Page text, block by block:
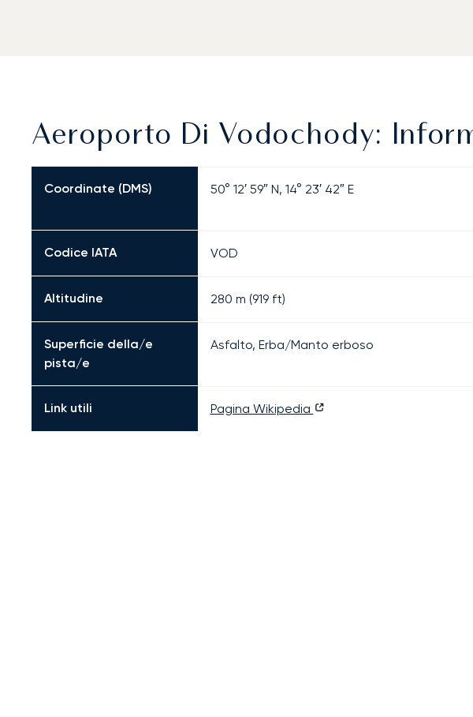
Aeroporto Di Vodochody:
Coordinate (DMS) 50° 12′ 59″ N, 14° 23′ 42″ E
Codice IATA VOD
Altitudine 280 m (919 ft)
Superficie della/e
pista/e
Asfalto, Erba/Manto erboso
Link utili Pagina Wikipedia